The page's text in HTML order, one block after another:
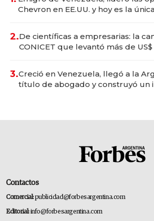
Chevron en EE.UU. y hoy es la
2.De científicas a empresarias: la
CONICET que levantó más de
3.Creció en Venezuela, llegó a la
título de abogado y construyó un
Contactos
Comercial:publicidad@forbesargentina.com
Editorial:info@forbesargentina.com